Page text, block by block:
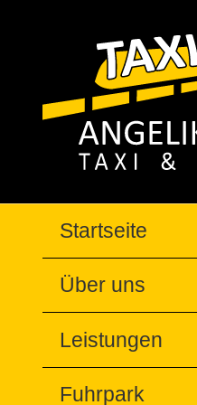
Startseite
Über uns
Leistungen
Fuhrpark